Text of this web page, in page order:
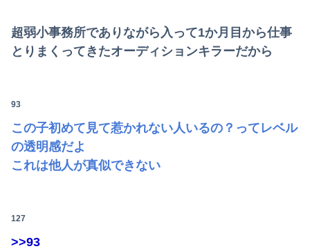
超弱小事務所でありながら入って1か月目から仕事
とりまくってきたオーディションキラーだから
93
この子初めて見て惹かれない人いるの？ってレベル
の透明感だよ
これは他人が真似できない
127
>>93